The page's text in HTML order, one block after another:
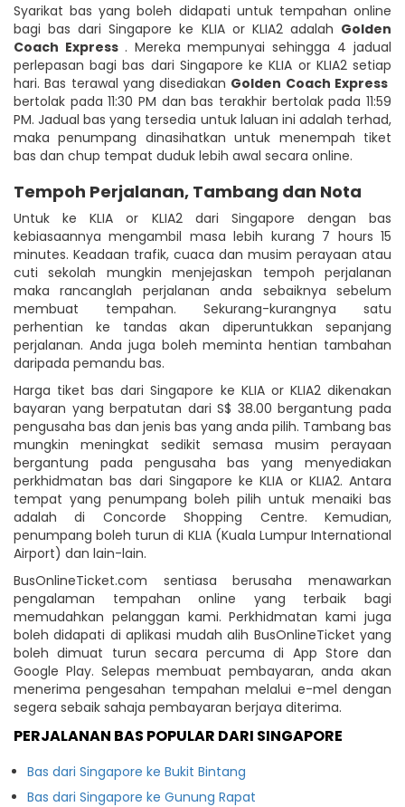
Syarikat bas yang boleh didapati untuk tempahan online
bagi bas dari Singapore ke KLIA or KLIA2 adalah Golden
Coach Express . Mereka mempunyai sehingga 4 jadual
perlepasan bagi bas dari Singapore ke KLIA or KLIA2 setiap
hari. Bas terawal yang disediakan Golden Coach Express
bertolak pada 11:30 PM dan bas terakhir bertolak pada 11:59
PM. Jadual bas yang tersedia untuk laluan ini adalah terhad,
maka penumpang dinasihatkan untuk menempah tiket
bas dan chup tempat duduk lebih awal secara online.
Tempoh Perjalanan, Tambang dan Nota
Untuk ke KLIA or KLIA2 dari Singapore dengan bas
kebiasaannya mengambil masa lebih kurang 7 hours 15
minutes. Keadaan trafik, cuaca dan musim perayaan atau
cuti sekolah mungkin menjejaskan tempoh perjalanan
maka rancanglah perjalanan anda sebaiknya sebelum
membuat tempahan. Sekurang-kurangnya satu
perhentian ke tandas akan diperuntukkan sepanjang
perjalanan. Anda juga boleh meminta hentian tambahan
daripada pemandu bas.
Harga tiket bas dari Singapore ke KLIA or KLIA2 dikenakan
bayaran yang berpatutan dari S$ 38.00 bergantung pada
pengusaha bas dan jenis bas yang anda pilih. Tambang bas
mungkin meningkat sedikit semasa musim perayaan
bergantung pada pengusaha bas yang menyediakan
perkhidmatan bas dari Singapore ke KLIA or KLIA2. Antara
tempat yang penumpang boleh pilih untuk menaiki bas
adalah di Concorde Shopping Centre. Kemudian,
penumpang boleh turun di KLIA (Kuala Lumpur International
Airport) dan lain-lain.
BusOnlineTicket.com sentiasa berusaha menawarkan
pengalaman tempahan online yang terbaik bagi
memudahkan pelanggan kami. Perkhidmatan kami juga
boleh didapati di aplikasi mudah alih BusOnlineTicket yang
boleh dimuat turun secara percuma di App Store dan
Google Play. Selepas membuat pembayaran, anda akan
menerima pengesahan tempahan melalui e-mel dengan
segera sebaik sahaja pembayaran berjaya diterima.
PERJALANAN BAS POPULAR DARI SINGAPORE
Bas dari Singapore ke Bukit Bintang
Bas dari Singapore ke Gunung Rapat